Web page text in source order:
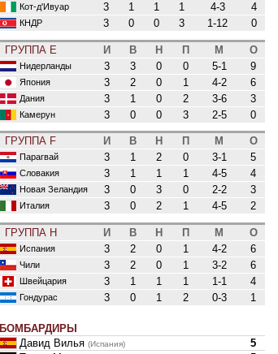
Кот-д'Ивуар 3 1 1 1 4-3 4
КНДР 3 0 0 3 1-12 0
ГРУППА E И В Н П М О
Нидерланды 3 3 0 0 5-1 9
Япония 3 2 0 1 4-2 6
Дания 3 1 0 2 3-6 3
Камерун 3 0 0 3 2-5 0
ГРУППА F И В Н П М О
Парагвай 3 1 2 0 3-1 5
Словакия 3 1 1 1 4-5 4
Новая Зеландия 3 0 3 0 2-2 3
Италия 3 0 2 1 4-5 2
ГРУППА H И В Н П М О
Испания 3 2 0 1 4-2 6
Чили 3 2 0 1 3-2 6
Швейцария 3 1 1 1 1-1 4
Гондурас 3 0 1 2 0-3 1
БОМБАРДИРЫ
Давид Вилья (Испания)
5